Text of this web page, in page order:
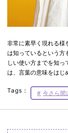
非常に素早く現れる様
は知っているという方
しい使い方までを知
は、言葉の意味をはじ
Tags： 今さら聞